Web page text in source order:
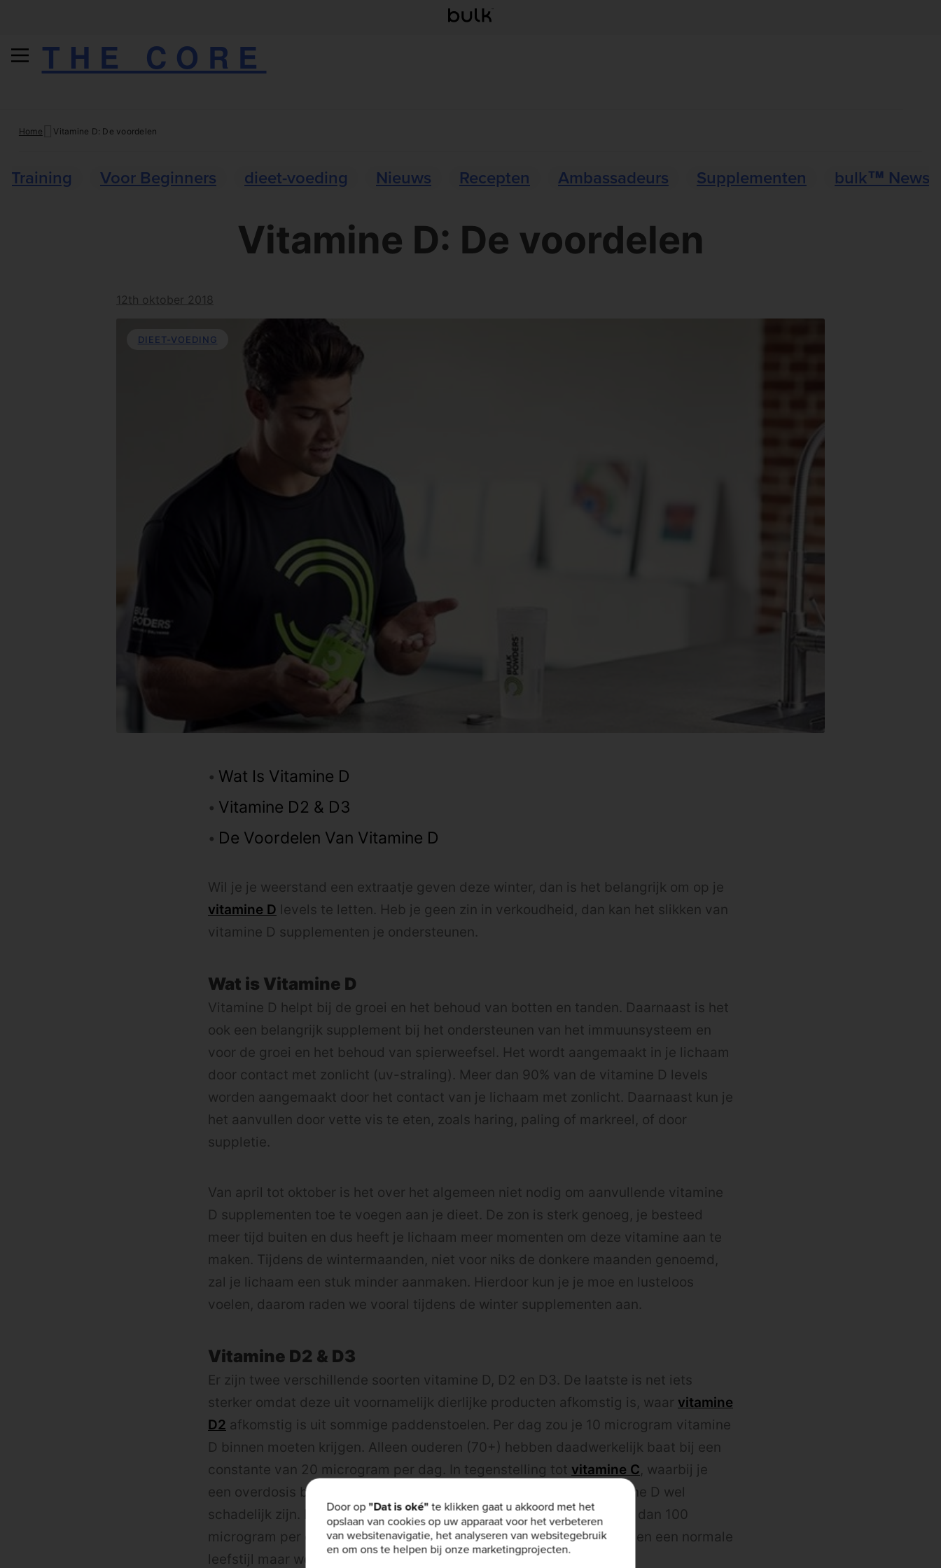
THE CORE
Home Vitamine D: De voordelen
Training Voor Beginners dieet-voeding Nieuws Recepten Ambassadeurs Supplementen bulk™ News
Vitamine D: De voordelen
12th oktober 2018
DIEET-VOEDING
Wat Is Vitamine D
Vitamine D2 & D3
De Voordelen Van Vitamine D
Wil je je weerstand een extraatje geven deze winter, dan is het belangrijk om op je
vitamine D levels te letten. Heb je geen zin in verkoudheid, dan kan het slikken van
vitamine D supplementen je ondersteunen.
Wat is Vitamine D
Vitamine D helpt bij de groei en het behoud van botten en tanden. Daarnaast is het
ook een belangrijk supplement bij het ondersteunen van het immuunsysteem en
voor de groei en het behoud van spierweefsel. Het wordt aangemaakt in je lichaam
door contact met zonlicht (uv-straling). Meer dan 90% van de vitamine D levels
worden aangemaakt door het contact van je lichaam met zonlicht. Daarnaast kun je
het aanvullen door vette vis te eten, zoals haring, paling of markreel, of door
suppletie.
Van april tot oktober is het over het algemeen niet nodig om aanvullende vitamine
D supplementen toe te voegen aan je dieet. De zon is sterk genoeg, je besteed
meer tijd buiten en dus heeft je lichaam meer momenten om deze vitamine aan te
maken. Tijdens de wintermaanden, niet voor niks de donkere maanden genoemd,
zal je lichaam een stuk minder aanmaken. Hierdoor kun je je moe en lusteloos
voelen, daarom raden we vooral tijdens de winter supplementen aan.
Vitamine D2 & D3
Er zijn twee verschillende soorten vitamine D, D2 en D3. De laatste is net iets
sterker omdat deze uit voornamelijk dierlijke producten afkomstig is, waar vitamine
D2 afkomstig is uit sommige paddenstoelen. Per dag zou je 10 microgram vitamine
D binnen moeten krijgen. Alleen ouderen (70+) hebben daadwerkelijk baat bij een
constante van 20 microgram per dag. In tegenstelling tot vitamine C, waarbij je
een overdosis bijna in zijn geheel uitplast, kan een overdosis vitamine D wel
schadelijk zijn. Het gaat dan om een langdurige overdosis van meer dan 100
microgram per dag, dit komt bij normaal gebruik van supplementen en een normale
leefstijl maar weinig voor.
Door op"Dat is oké"te klikken gaat u akkoord met het
opslaan van cookies op uw apparaat voor het verbeteren
van websitenavigatie, het analyseren van websitegebruik
en om ons te helpen bij onze marketingprojecten.